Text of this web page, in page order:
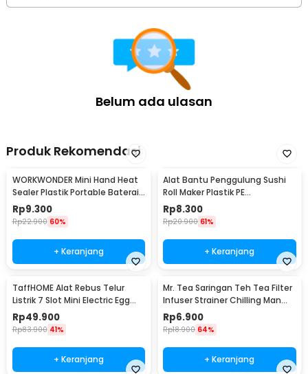
Belum ada ulasan
Produk Rekomendasi
WORKWONDER Mini Hand Heat
Sealer Plastik Portable Baterai
AA - LX2000A
Rp9.300
Rp22.900 60%
+ Keranjang
Alat Bantu Penggulung Sushi
Roll Maker Plastik PE
22x20.5x0.1cm - E1119
Rp8.300
Rp20.900 61%
+ Keranjang
TaffHOME Alat Rebus Telur
Listrik 7 Slot Mini Electric Egg
Cooker 350W - YS-203
Rp49.900
Rp83.900 41%
+ Keranjang
Mr. Tea Saringan Teh Tea Filter
Infuser Strainer Chilling Man
Silicon - MR03
Rp6.900
Rp18.900 64%
+ Keranjang